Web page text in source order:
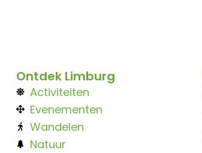
Ontdek Limburg
Activiteiten
Evenementen
Wandelen
Natuur